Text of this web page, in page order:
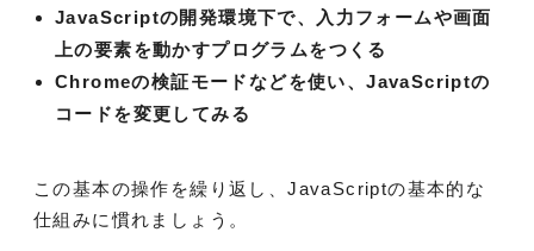
JavaScriptの開発環境下で、入力フォームや画面
上の要素を動かすプログラムをつくる
Chromeの検証モードなどを使い、JavaScriptの
コードを変更してみる
この基本の操作を繰り返し、JavaScriptの基本的な
仕組みに慣れましょう。